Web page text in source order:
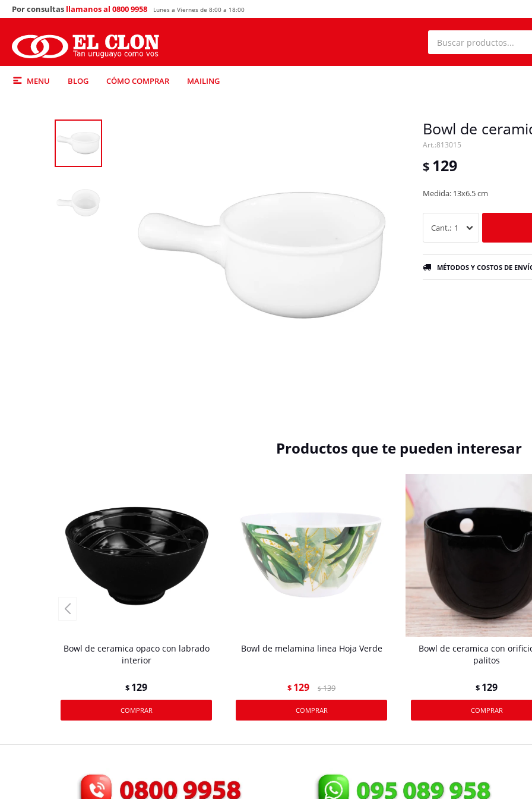
MENU BLOG CÓMO COMPRAR MAILING
Por consultas llamanos al 0800 9958 Lunes a Viernes de 8:00 a 18:00
Bowl de
813015
$ 129
Medida: 13x6.5 cm
1
MÉTODOS Y COSTOS DE
Productos que te pueden interesar
Bowl de ceramica opaco con labrado
interior
$ 129
Bowl de melamina linea Hoja Verde
$ 129 $ 139
Bowl de ceramica con
palitos
$ 129